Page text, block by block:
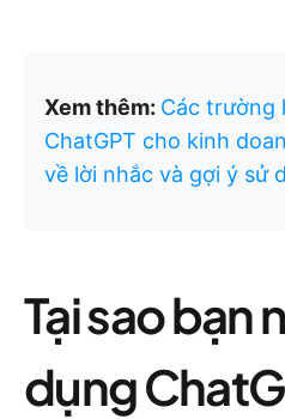
Xem thêm: Các trường
ChatGPT cho kinh
về lời nhắc và gợi ý sử
Tại sao bạn
dụng